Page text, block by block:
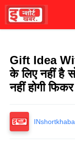
Skip
content
Gift Idea
के लिए नहीं है
नहीं होगी फिकर